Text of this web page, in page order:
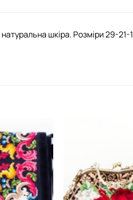
шкіра. Розміри 29-
Додати
виріб у
вибране